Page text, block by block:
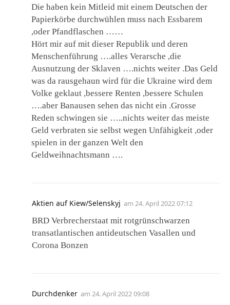
Die haben kein Mitleid mit einem Deutschen der
Papierkörbe durchwühlen muss nach Essbarem
,oder Pfandflaschen ……
Hört mir auf mit dieser Republik und deren
Menschenführung ….alles Verarsche ,die
Ausnutzung der Sklaven ….nichts weiter .Das Geld
was da rausgehaun wird für die Ukraine wird dem
Volke geklaut ,bessere Renten ,bessere Schulen
….aber Banausen sehen das nicht ein .Grosse
Reden schwingen sie …..nichts weiter das meiste
Geld verbraten sie selbst wegen Unfähigkeit ,oder
spielen in der ganzen Welt den
Geldweihnachtsmann ….
Aktien auf Kiew/Selenskyj am 24. April 2022 07:12
BRD Verbrecherstaat mit rotgrünschwarzen
transatlantischen antideutschen Vasallen und
Corona Bonzen
Durchdenker am 24. April 2022 09:08